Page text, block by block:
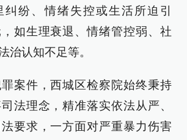
纷、情绪失控或生活所迫引
如生理衰退、情绪管控弱、社
治认知不足等。
案件，西城区检察院始终秉持
法理念，精准落实依法从严、
要求，一方面对严重暴力伤害